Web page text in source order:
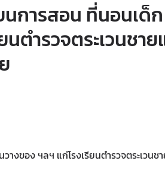
การสอน ที่นอนเด็ก
ตำรวจตระเวนชา
ของ ฯลฯ แก่โรงเรียนตำรวจตระเวนช